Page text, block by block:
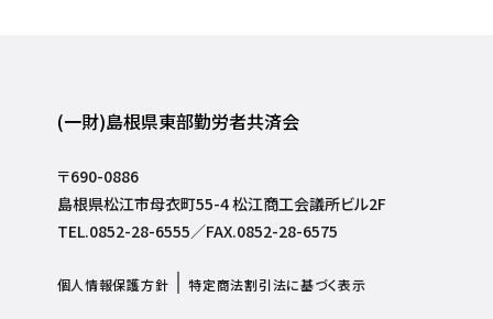
(一財)島根県東部勤労者共済会
〒690-0886
島根県松江市母衣町55-4 松江商工会議所ビル2F
TEL.0852-28-6555／FAX.0852-28-6575
個人情報保護方針 特定商法割引法に基づく表示